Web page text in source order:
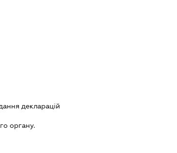
декларацiй
органу.